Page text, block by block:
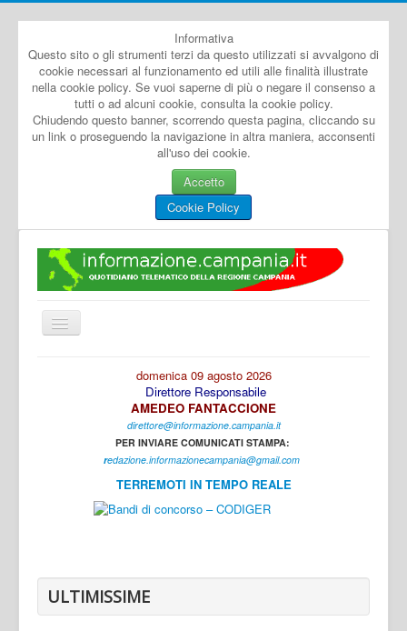
Informativa
Questo sito o gli strumenti terzi da questo utilizzati si avvalgono di
cookie necessari al funzionamento ed utili alle finalità illustrate
nella cookie policy. Se vuoi saperne di più o negare il consenso a
tutti o ad alcuni cookie, consulta la cookie policy.
Chiudendo questo banner, scorrendo questa pagina, cliccando su
un link o proseguendo la navigazione in altra maniera, acconsenti
all'uso dei cookie.
Accetto
Cookie Policy
Cambia
navigazione
Caserta
domenica 09 agosto 2026
Direttore Responsabile
AMEDEO FANTACCIONE
direttore@informazione.campania.it
PER INVIARE COMUNICATI STAMPA:
redazione.informazionecampania@gmail.com
TERREMOTI IN TEMPO REALE
ULTIMISSIME